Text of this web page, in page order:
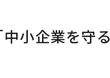
小企業を守る